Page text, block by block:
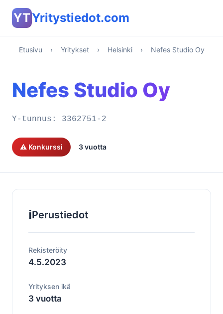
YTYritystiedot.com
Etusivu › Yritykset › Helsinki › Nefes Studio Oy
Nefes Studio Oy
Y-tunnus: 3362751-2
⚠️ Konkurssi 3 vuotta
ℹ️Perustiedot
Rekisteröity
4.5.2023
Yrityksen ikä
3 vuotta